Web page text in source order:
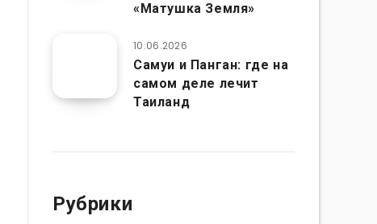
«Матушка Земля»
10.06.2026
Самуи и Панган: где на
самом деле лечит
Таиланд
Рубрики